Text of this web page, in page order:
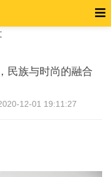
民族与时尚的融合
12-01 19:11:27